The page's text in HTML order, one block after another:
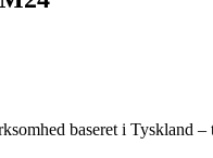
baseret i Tyskland